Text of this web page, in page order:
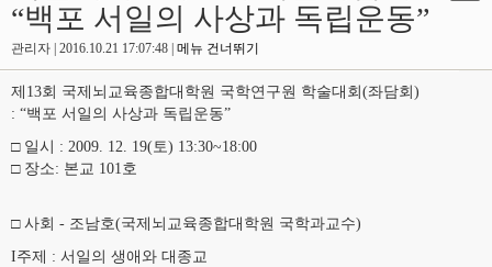
“백포 서일의 사상과 독립운동”
관리자 | 2016.10.21 17:07:48 | 메뉴 건너뛰기
제13회 국제뇌교육종합대학원 국학연구원 학술대회(좌담회)
: “백포 서일의 사상과 독립운동”
□ 일시 : 2009. 12. 19(토) 13:30~18:00
□ 장소: 본교 101호
□ 사회 - 조남호(국제뇌교육종합대학원 국학과교수)
I주제 : 서일의 생애와 대종교